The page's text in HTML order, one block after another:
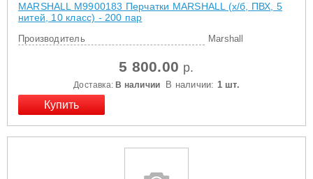
MARSHALL M9900183 Перчатки MARSHALL (х/б, ПВХ, 5
нитей, 10 класс) - 200 пар
Производитель Marshall
5 800.00 р.
Доставка: В наличии В наличии: 1 шт.